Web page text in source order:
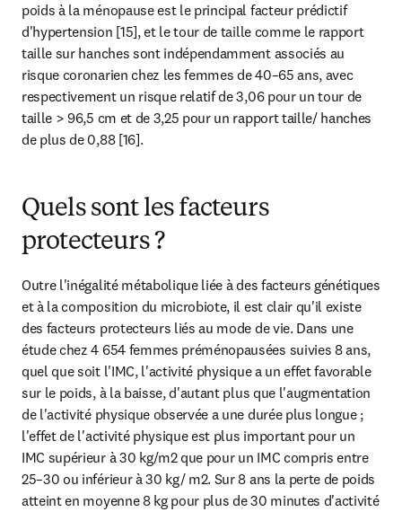
poids à la ménopause est le principal facteur prédictif
d'hypertension [15], et le tour de taille comme le rapport
taille sur hanches sont indépendamment associés au
risque coronarien chez les femmes de 40–65 ans, avec
respectivement un risque relatif de 3,06 pour un tour de
taille > 96,5 cm et de 3,25 pour un rapport taille/ hanches
de plus de 0,88 [16].
Quels sont les facteurs
protecteurs ?
Outre l'inégalité métabolique liée à des facteurs génétiques
et à la composition du microbiote, il est clair qu'il existe
des facteurs protecteurs liés au mode de vie. Dans une
étude chez 4 654 femmes préménopausées suivies 8 ans,
quel que soit l'IMC, l'activité physique a un effet favorable
sur le poids, à la baisse, d'autant plus que l'augmentation
de l'activité physique observée a une durée plus longue ;
l'effet de l'activité physique est plus important pour un
IMC supérieur à 30 kg/m2 que pour un IMC compris entre
25–30 ou inférieur à 30 kg/ m2. Sur 8 ans la perte de poids
atteint en moyenne 8 kg pour plus de 30 minutes d'activité